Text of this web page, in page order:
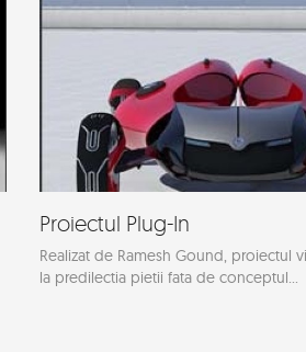
Proiectul Plug-In
Realizat de Ramesh Gound, proiectul
la predilectia pietii fata de conceptul...